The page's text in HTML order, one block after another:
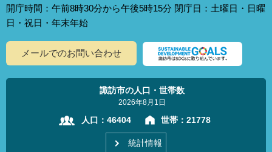
開庁時間：午前8時30分から午後5時15分 閉庁日：土曜日・日曜
日・祝日・年末年始
メールでのお問い合わせ
諏訪市の人口・世帯数
2026年8月1日
人口： 46404 世帯： 21778
統計情報